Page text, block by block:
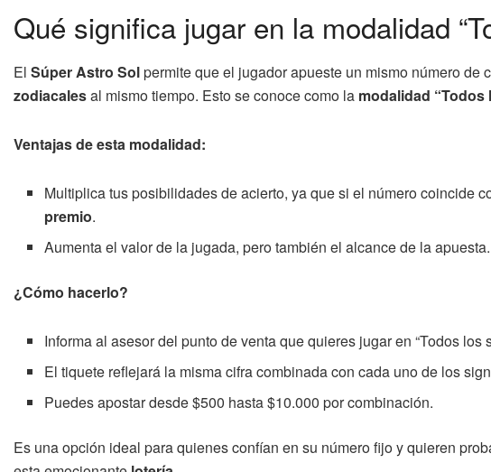
Qué significa jugar en la modalidad
El Súper Astro Solpermite que el jugador apueste un mismo número de
zodiacalesal mismo tiempo. Esto se conoce como la modalidad “Todos
Ventajas de esta modalidad:
Multiplica tus posibilidades de acierto, ya que si el número coincide
premio.
Aumenta el valor de la jugada, pero también el alcance de la apuesta.
¿Cómo hacerlo?
Informa al asesor del punto de venta que quieres jugar en “Todos los
El tiquete reflejará la misma cifra combinada con cada uno de los
Puedes apostar desde $500 hasta $10.000 por combinación.
Es una opción ideal para quienes confían en su número fijo y quieren